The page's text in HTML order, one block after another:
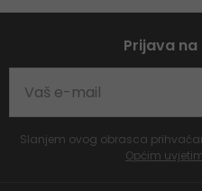
Prijava
Slanjem ovog obrasca
Općim